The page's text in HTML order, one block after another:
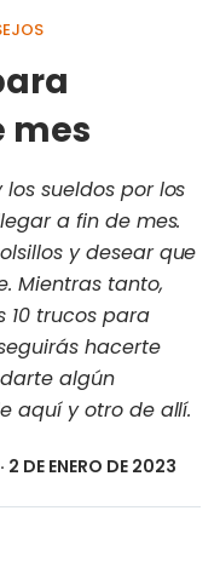
mes
sueldos por los
a fin de mes.
y desear que
Mientras tanto,
10 trucos para
hacerte
algún
aquí y otro de allí.
· 2 DE ENERO DE 2023